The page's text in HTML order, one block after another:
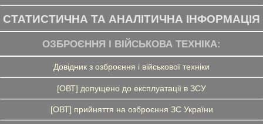
СТАТИСТИЧНА ТА АНАЛІТИЧНА ІНФОРМАЦІЯ
ОЗБРОЄННЯ І ВІЙСЬКОВА ТЕХНІКА:
Довідник з озброєння і військової техніки
[ОВТ] допущено до експлуатації в ЗСУ
[ОВТ] прийняття на озброєння ЗС України